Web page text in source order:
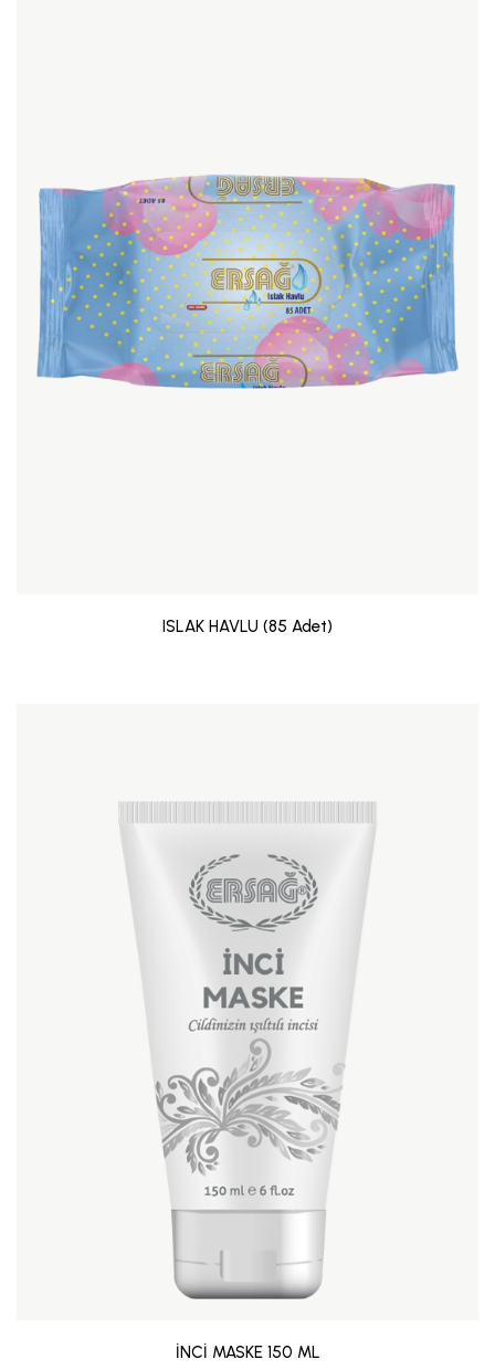
ISLAK HAVLU (85 Adet)
İNCİ MASKE 150 ML